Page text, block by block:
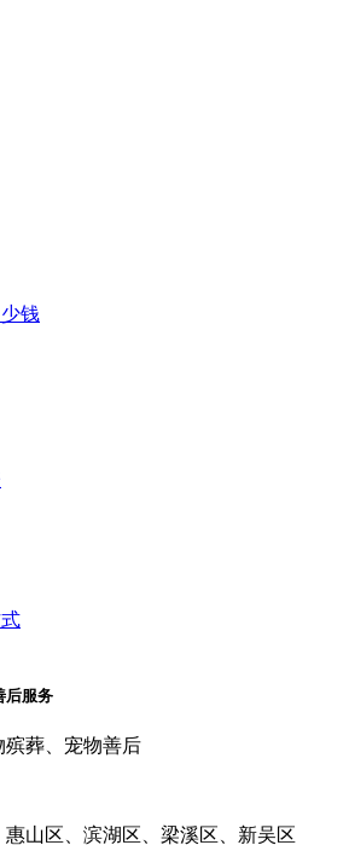
钱
后服务
殡葬、宠物善后
山区、滨湖区、梁溪区、新吴区